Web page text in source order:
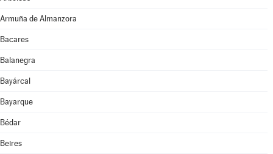
Armuña de Almanzora
Bacares
Balanegra
Bayárcal
Bayarque
Bédar
Beires